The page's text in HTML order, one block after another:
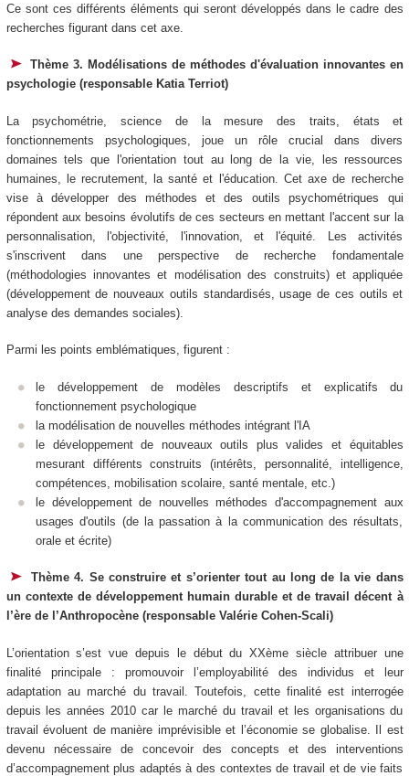
Ce sont ces différents éléments qui seront développés dans le cadre des
recherches figurant dans cet axe.
Thème 3. Modélisations de méthodes d'évaluation innovantes en
psychologie (responsable Katia Terriot)
La psychométrie, science de la mesure des traits, états et
fonctionnements psychologiques, joue un rôle crucial dans divers
domaines tels que l'orientation tout au long de la vie, les ressources
humaines, le recrutement, la santé et l'éducation. Cet axe de recherche
vise à développer des méthodes et des outils psychométriques qui
répondent aux besoins évolutifs de ces secteurs en mettant l'accent sur la
personnalisation, l'objectivité, l'innovation, et l'équité. Les activités
s'inscrivent dans une perspective de recherche fondamentale
(méthodologies innovantes et modélisation des construits) et appliquée
(développement de nouveaux outils standardisés, usage de ces outils et
analyse des demandes sociales).
Parmi les points emblématiques, figurent :
le développement de modèles descriptifs et explicatifs du
fonctionnement psychologique
la modélisation de nouvelles méthodes intégrant l'IA
le développement de nouveaux outils plus valides et équitables
mesurant différents construits (intérêts, personnalité, intelligence,
compétences, mobilisation scolaire, santé mentale, etc.)
le développement de nouvelles méthodes d'accompagnement aux
usages d'outils (de la passation à la communication des résultats,
orale et écrite)
Thème 4. Se construire et s’orienter tout au long de la vie dans
un contexte de développement humain durable et de travail décent à
l’ère de l’Anthropocène (responsable Valérie Cohen-Scali)
L’orientation s’est vue depuis le début du XXème siècle attribuer une
finalité principale : promouvoir l’employabilité des individus et leur
adaptation au marché du travail. Toutefois, cette finalité est interrogée
depuis les années 2010 car le marché du travail et les organisations du
travail évoluent de manière imprévisible et l’économie se globalise. Il est
devenu nécessaire de concevoir des concepts et des interventions
d’accompagnement plus adaptés à des contextes de travail et de vie faits